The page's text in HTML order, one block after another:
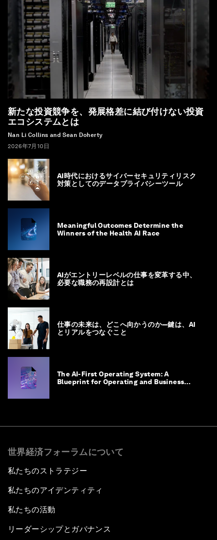
新たな投資競争を、発展格差に結び付けない投資
エコシステムとは
Nan Li Collins and Sean Doherty
2026年7月10日
AI時代におけるサイバーセキュリティリスク
対策としてのデータプライバシーツール
Meaningful Outcomes Determine the
Winners of the Health AI Race
AIがエントリーレベルの仕事を変革する中、
必要な職務の再設計とは
仕事の未来は、どこへ向かうのか―鍵は、AI
とリアルをつなぐこと
The AI-First Operating System: A
Blueprint for Operating and Business
世界経済フォーラムについて
私たちのストラテジー
私たちのアイデンティティ
私たちの活動
リーダーシップとガバナンス